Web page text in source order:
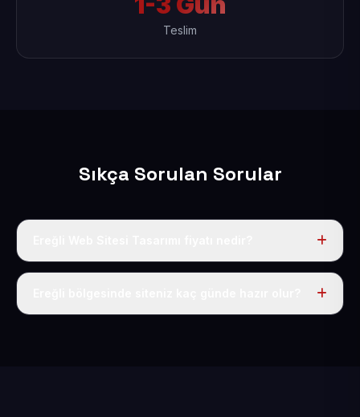
Teslim
Sıkça Sorulan Sorular
Tek fiyat uygulanır: yıllık 50 USD + KDV. Bu bedele alan